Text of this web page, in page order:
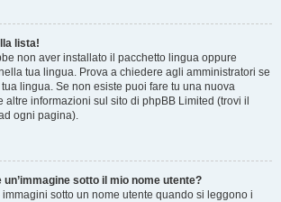
lista!
non aver installato il pacchetto lingua oppure
tua lingua. Prova a chiedere agli amministratori se
lingua. Se non esiste puoi fare tu una nuova
altre informazioni sul sito di phpBB Limited (trovi il
ogni pagina).
sotto il mio nome utente?
sotto un nome utente quando si leggono i